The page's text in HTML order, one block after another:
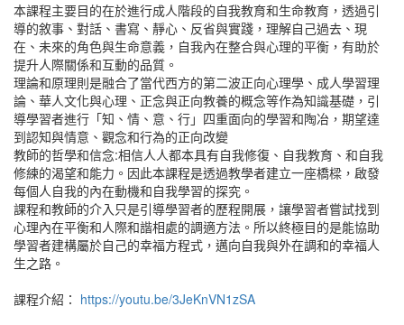
本課程主要目的在於進行成人階段的自我教育和生命教育，透過引
導的敘事、對話、書寫、靜心、反省與實踐，理解自己過去、現
在、未來的角色與生命意義，自我內在整合與心理的平衡，有助於
提升人際關係和互動的品質。
理論和原理則是融合了當代西方的第二波正向心理學、成人學習理
論、華人文化與心理、正念與正向教養的概念等作為知識基礎，引
導學習者進行「知、情、意、行」四重面向的學習和陶冶，期望達
到認知與情意、觀念和行為的正向改變
教師的哲學和信念:相信人人都本具有自我修復、自我教育、和自我
修練的渴望和能力。因此本課程是透過教學者建立一座橋樑，啟發
每個人自我的內在動機和自我學習的探究。
課程和教師的介入只是引導學習者的歷程開展，讓學習者嘗試找到
心理內在平衡和人際和諧相處的調適方法。所以終極目的是能協助
學習者建構屬於自己的幸福方程式，邁向自我與外在調和的幸福人
生之路。
課程介紹： https://youtu.be/3JeKnVN1zSA